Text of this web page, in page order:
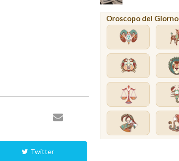
Twitter
Oroscopo del Giorno